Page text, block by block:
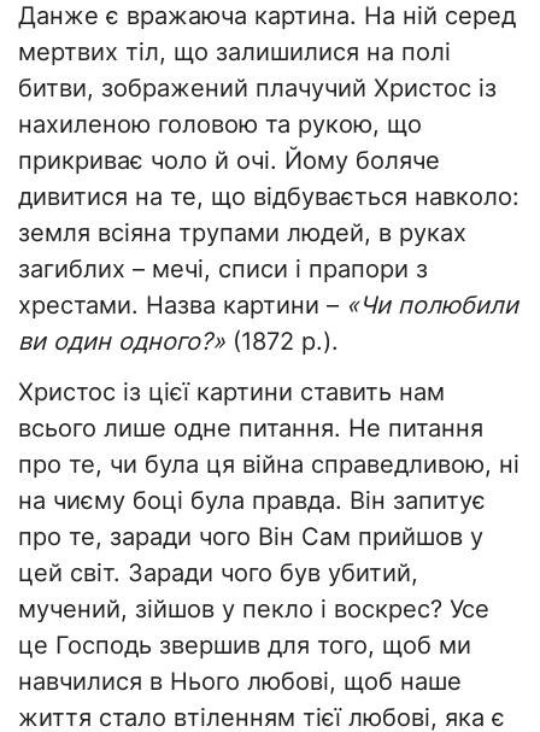
Данже є вражаюча картина. На ній серед
мертвих тіл, що залишилися на полі
битви, зображений плачучий Христос із
нахиленою головою та рукою, що
прикриває чоло й очі. Йому боляче
дивитися на те, що відбувається навколо:
земля всіяна трупами людей, в руках
загиблих – мечі, списи і прапори з
хрестами. Назва картини – «Чи полюбили
ви один одного?» (1872 р.).
Христос із цієї картини ставить нам
всього лише одне питання. Не питання
про те, чи була ця війна справедливою, ні
на чиєму боці була правда. Він запитує
про те, заради чого Він Сам прийшов у
цей світ. Заради чого був убитий,
мучений, зійшов у пекло і воскрес? Усе
це Господь звершив для того, щоб ми
навчилися в Нього любові, щоб наше
життя стало втіленням тієї любові, яка є